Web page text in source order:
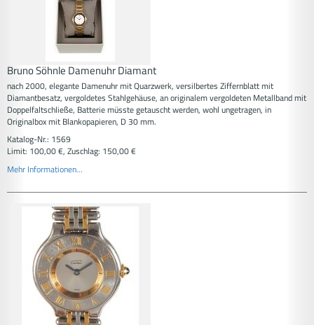
Bruno Söhnle Damenuhr Diamant
nach 2000, elegante Damenuhr mit Quarzwerk, versilbertes Ziffernblatt mit
Diamantbesatz, vergoldetes Stahlgehäuse, an originalem vergoldeten Metallband mit
Doppelfaltschließe, Batterie müsste getauscht werden, wohl ungetragen, in
Originalbox mit Blankopapieren, D 30 mm.
Katalog-Nr.: 1569
Limit: 100,00 €, Zuschlag: 150,00 €
Mehr Informationen...